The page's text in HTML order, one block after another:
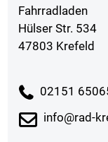
Fahrradladen
Hülser Str. 534
47803 Krefeld
02151
info@rad-